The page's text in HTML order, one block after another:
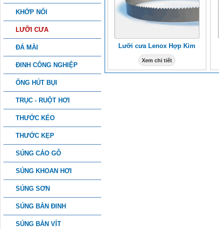
KHỚP NỐI
LƯỠI CƯA
ĐÁ MÀI
ĐINH CÔNG NGHIỆP
ỐNG HÚT BỤI
TRỤC - RUỘT HƠI
THƯỚC KÉO
THƯỚC KẸP
SÚNG CẢO GỖ
SÚNG KHOAN HƠI
SÚNG SƠN
SÚNG BẮN ĐINH
SÚNG BẮN VÍT
Lưỡi cưa Lenox Hợp Kim
Xem chi tiết